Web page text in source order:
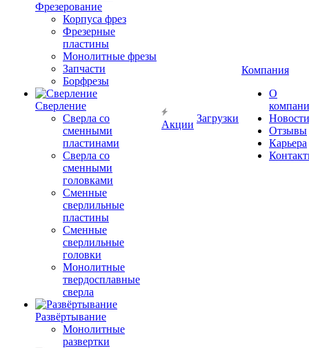
Фрезерование
Корпуса фрез
Фрезерные
пластины
Монолитные фрезы
Запчасти
Борфрезы
Сверление
Сверла со
сменными
пластинами
Сверла со
сменными
головками
Сменные
сверлильные
пластины
Сменные
сверлильные
головки
Монолитные
твердосплавные
сверла
Развёртывание
Монолитные
развертки
Акции
Загрузки
Компания
О
Новости
Отзывы
Карьера